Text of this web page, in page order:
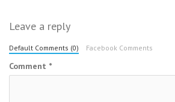
Leave a reply
Default Comments (0) Facebook Comments
Comment *